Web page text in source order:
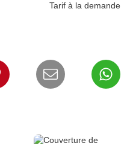
Tarif à la demande